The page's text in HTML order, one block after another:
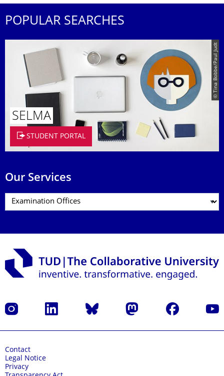
POPULAR SEARCHES
© Tina Bobbe/Paul Judt
SELMA
STUDENT PORTAL
Our Services
Instagram LinkedIn Bluesky Mastodon Facebook
Contact
Legal Notice
Privacy